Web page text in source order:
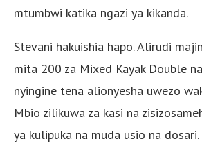
mtumbwi katika ngazi ya kikanda.
Stevani hakuishia hapo. Alirudi
mita 200 za Mixed Kayak Double
nyingine tena alionyesha uwezo
Mbio zilikuwa za kasi na
ya kulipuka na muda usio na